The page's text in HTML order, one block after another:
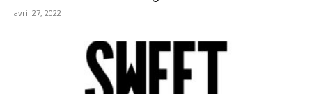
avril 27, 2022